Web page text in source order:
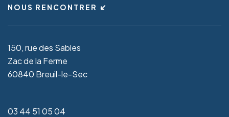
NOUS RENCONTRER
150, rue des Sables
Zac de la Ferme
60840 Breuil-le-Sec
03 44 51 05 04